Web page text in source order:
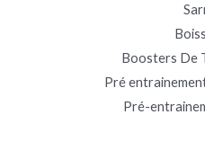
Boosters De
Pré
Pré-